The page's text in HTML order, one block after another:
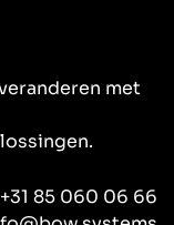
met
+31 85 060 06 66